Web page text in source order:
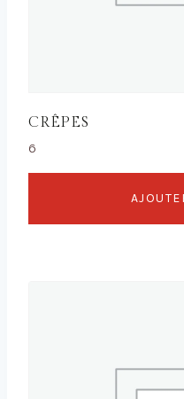
CRÊPES
6